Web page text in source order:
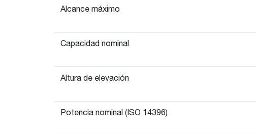
Alcance máximo
Capacidad nominal
Altura de elevación
Potencia nominal (ISO 14396)